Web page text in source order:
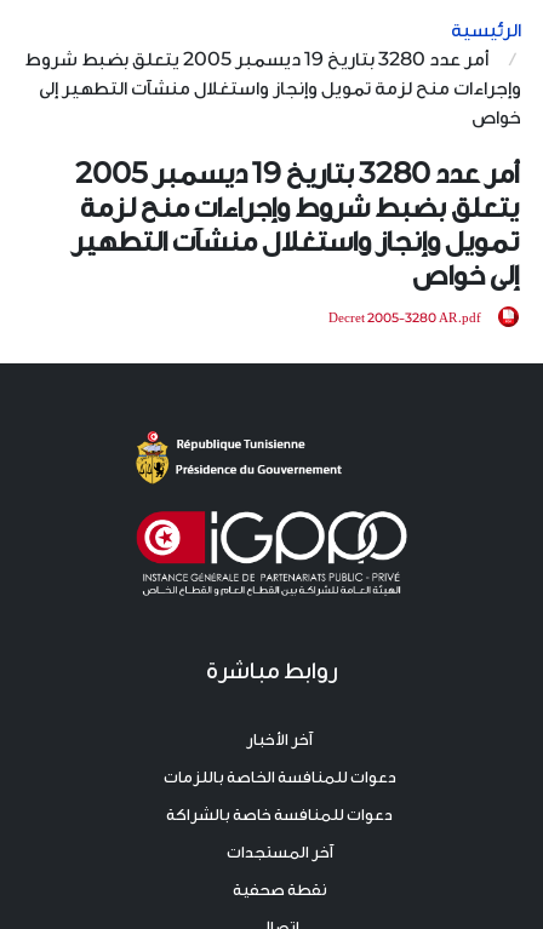
الرئيسية
أمر عدد 3280 بتاريخ 19 ديسمبر 2005 يتعلق بضبط شروط
وإجراءات منح لزمة تمويل وإنجاز واستغلال منشآت التطهير إلى
خواص
أمر عدد 3280 بتاريخ 19 ديسمبر 2005
يتعلق بضبط شروط وإجراءات منح لزمة
تمويل وإنجاز واستغلال منشآت التطهير
إلى خواص
Decret 2005-3280 AR.pdf
روابط مباشرة
آخر الأخبار
دعوات للمنافسة الخاصة باللزمات
دعوات للمنافسة خاصة بالشراكة
آخر المستجدات
نقطة صحفية